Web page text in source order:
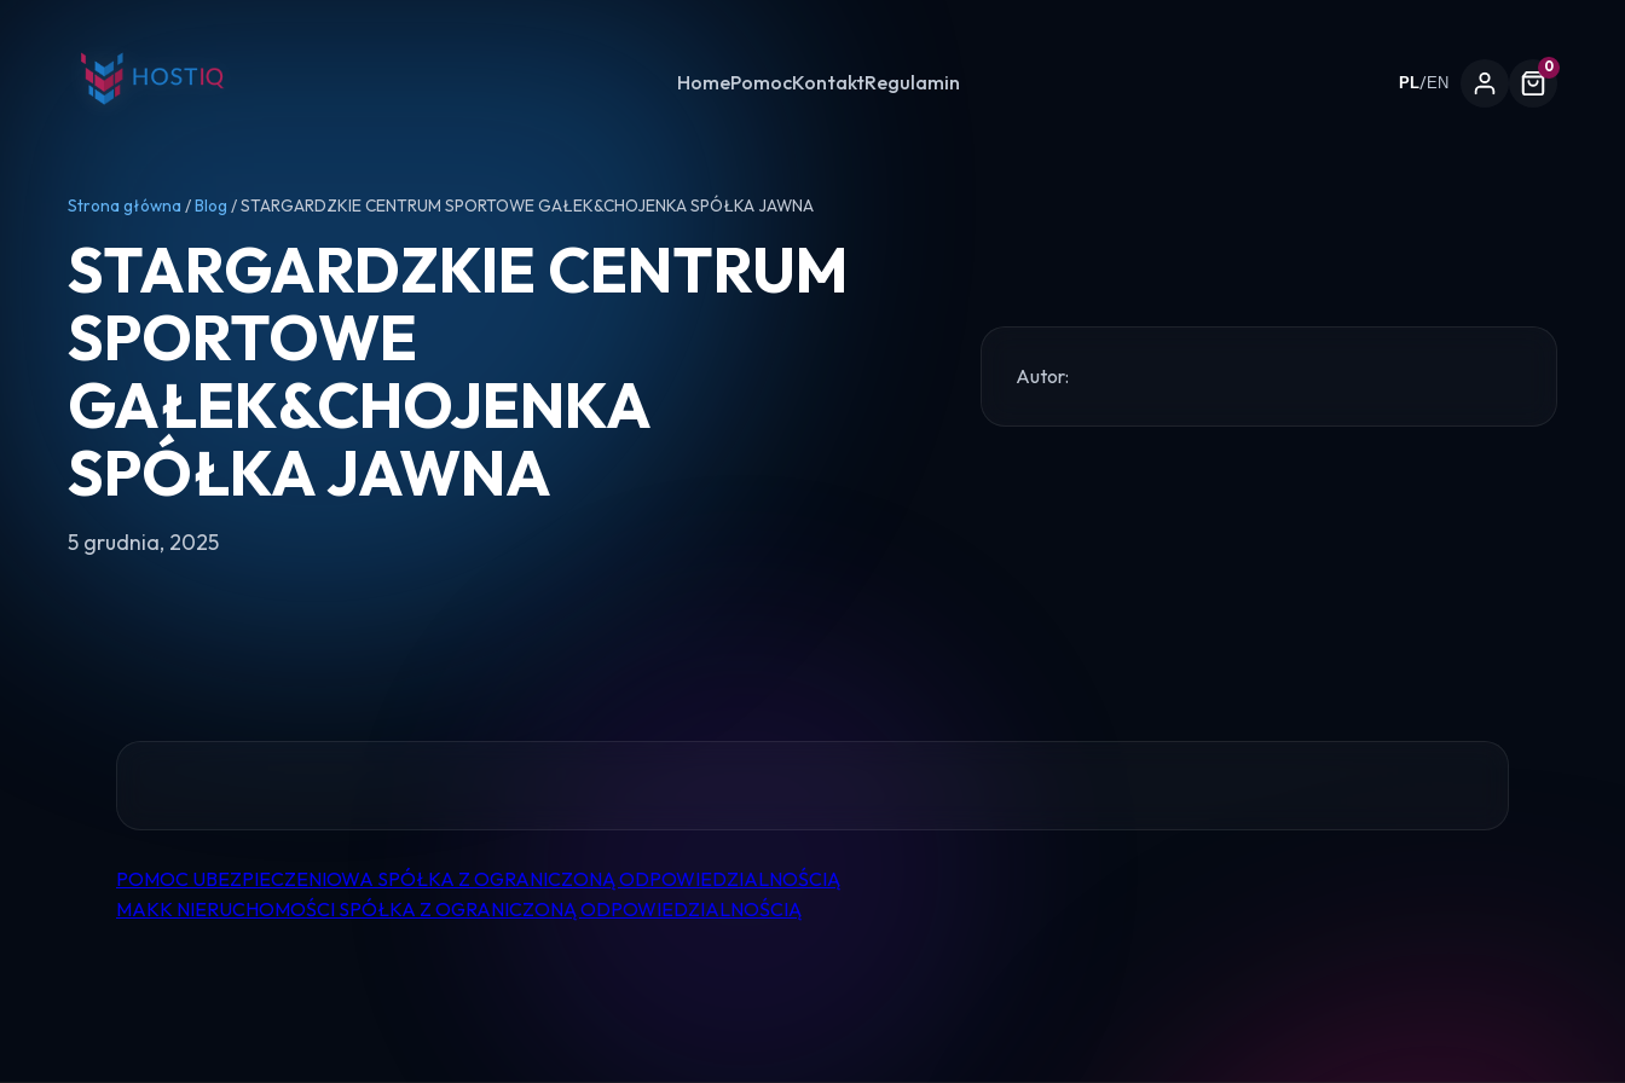
HomePomocKontaktRegulamin PL/EN
0
Logowanie
Strona główna /Blog / STARGARDZKIE CENTRUM SPORTOWE GAŁEK&CHOJENKA SPÓŁKA JAWNA
STARGARDZKIE CENTRUM
SPORTOWE
GAŁEK&CHOJENKA
SPÓŁKA JAWNA
5 grudnia, 2025
Autor:
Nawigacja
POMOC UBEZPIECZENIOWA SPÓŁKA Z OGRANICZONĄ ODPOWIEDZIALNOŚCIĄ
MAKK NIERUCHOMOŚCI SPÓŁKA Z OGRANICZONĄ ODPOWIEDZIALNOŚCIĄ